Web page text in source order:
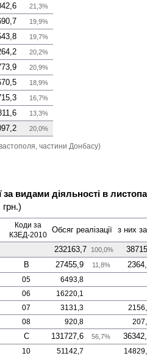
21,3%
19,9%
19,7%
20,2%
20,9%
18,9%
16,7%
13,3%
20,0%
частини Донбасу)
за видами діяльності в
Коди за
КЗЕД-2010
Обсяг реалізації з них
232163,7 100,0%
B 27455,9 11,8%
05 6493,8
06 16220,1
07 3131,3
08 920,8
C 131727,6 56,7%
10 51142,7